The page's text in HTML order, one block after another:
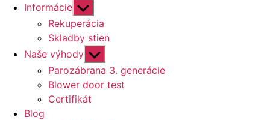
Informácie Zobraziť
druhú
úroveň
navigácie
Rekuperácia
Skladby stien
Naše výhody Zobraziť
druhú
úroveň
navigácie
Parozábrana 3. generácie
Blower door test
Certifikát
Blog